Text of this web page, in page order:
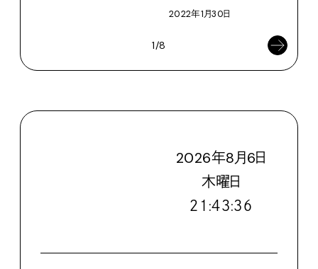
2022年1月30日
1/8
2026年8月6日
木曜日
２１:４３:３７